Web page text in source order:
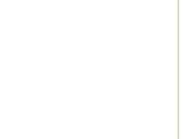
てください